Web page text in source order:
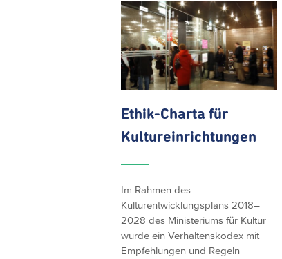
Ethik-Charta für
Kultureinrichtungen
Im Rahmen des
Kulturentwicklungsplans 2018–
2028 des Ministeriums für Kultur
wurde ein Verhaltenskodex mit
Empfehlungen und Regeln